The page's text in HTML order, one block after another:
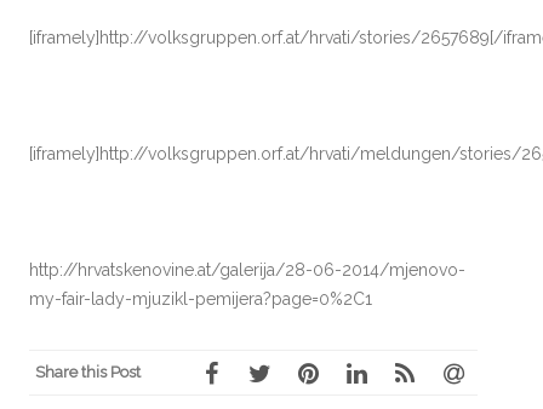
[iframely]http://volksgruppen.orf.at/hrvati/stories/2657689[/
[iframely]http://volksgruppen.orf.at/hrvati/meldungen/stories/
http://hrvatskenovine.at/galerija/28-06-2014/mjenovo-
my-fair-lady-mjuzikl-pemijera?page=0%2C1
Share this Post